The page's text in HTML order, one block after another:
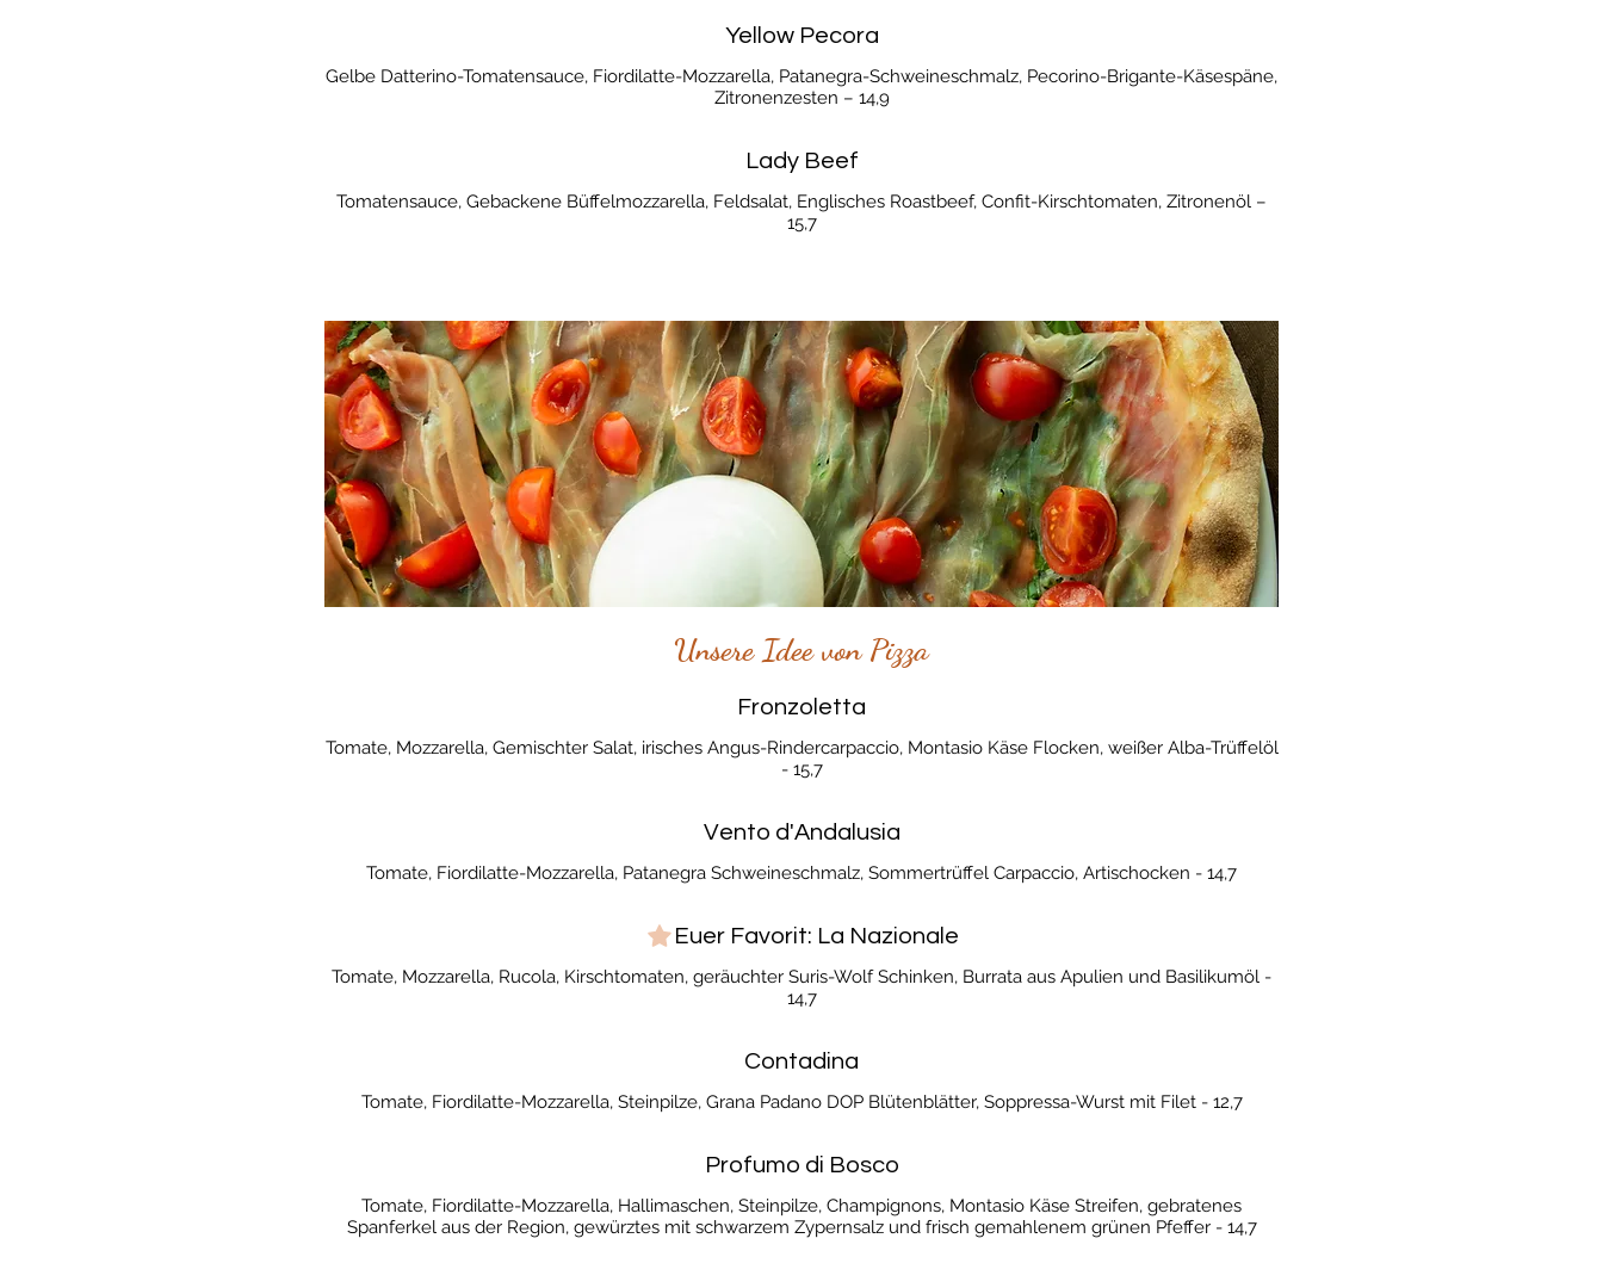
Yellow Pecora
Gelbe Datterino-Tomatensauce, Fiordilatte-Mozzarella, Patanegra-Schweineschmalz, Pecorino-Brigante-Käsespäne,
Zitronenzesten – 14,9
Lady Beef
Tomatensauce, Gebackene Büffelmozzarella, Feldsalat, Englisches Roastbeef, Confit-Kirschtomaten, Zitronenöl –
15,7
Unsere Idee von Pizza
Fronzoletta
Tomate, Mozzarella, Gemischter Salat, irisches Angus-Rindercarpaccio, Montasio Käse Flocken, weißer Alba-Trüffelöl
- 15,7
Vento d'Andalusia
Tomate, Fiordilatte-Mozzarella, Patanegra Schweineschmalz, Sommertrüffel Carpaccio, Artischocken - 14,7
Euer Favorit: La Nazionale
Tomate, Mozzarella, Rucola, Kirschtomaten, geräuchter Suris-Wolf Schinken, Burrata aus Apulien und Basilikumöl -
14,7
Contadina
Tomate, Fiordilatte-Mozzarella, Steinpilze, Grana Padano DOP Blütenblätter, Soppressa-Wurst mit Filet - 12,7
Profumo di Bosco
Tomate, Fiordilatte-Mozzarella, Hallimaschen, Steinpilze, Champignons, Montasio Käse Streifen, gebratenes
Spanferkel aus der Region, gewürztes mit schwarzem Zypernsalz und frisch gemahlenem grünen Pfeffer - 14,7